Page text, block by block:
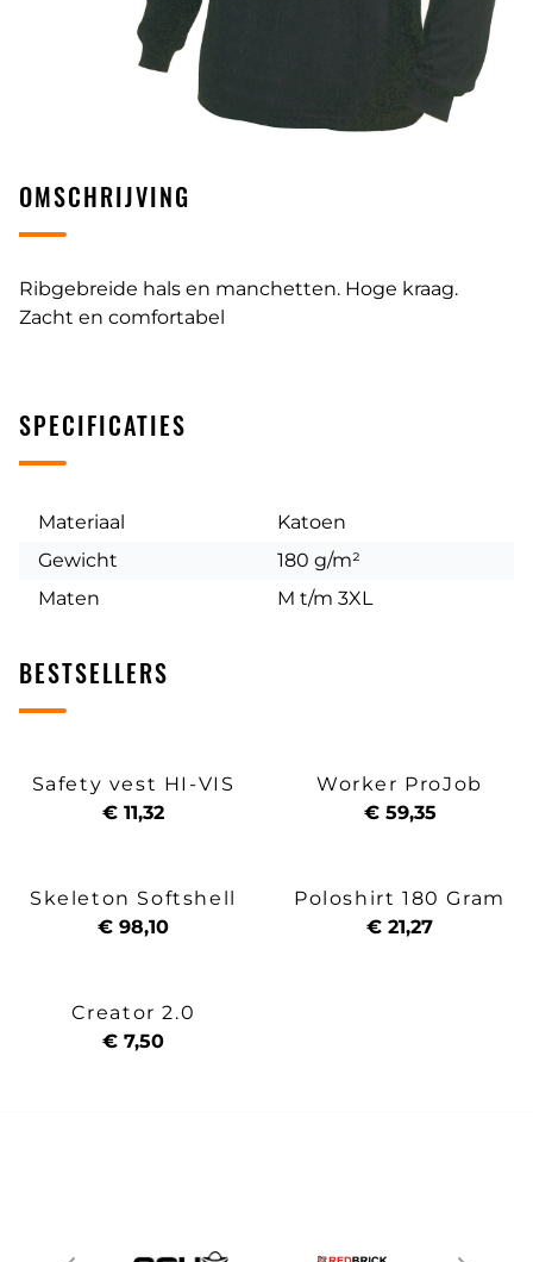
OMSCHRIJVING
Ribgebreide hals en manchetten. Hoge kraag.
Zacht en comfortabel
SPECIFICATIES
Materiaal
Katoen
Gewicht
180 g/m²
Maten
M t/m 3XL
BESTSELLERS
Safety vest HI-VIS
€ 11,32
Worker ProJob
€ 59,35
Skeleton Softshell
€ 98,10
Poloshirt 180 Gram
€ 21,27
Creator 2.0
€ 7,50